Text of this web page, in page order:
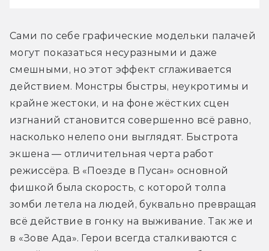
Сами по себе графические модельки палачей
могут показаться несуразными и даже
смешными, но этот эффект сглаживается
действием. Монстры быстры, неукротимы и
крайне жестоки, и на фоне жёстких сцен
изгнаний становится совершенно всё равно,
насколько нелепо они выглядят. Быстрота
экшена — отличительная черта работ
режиссёра. В «Поезде в Пусан» основной
фишкой была скорость, с которой толпа
зомби летела на людей, буквально превращая
всё действие в гонку на выживание. Так же и
в «Зове Ада». Герои всегда сталкиваются с